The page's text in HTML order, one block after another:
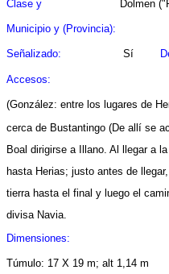
Clase y Dolmen
Municipio y (Provincia):
Señalizado: Sí
Accesos:
(González: entre los lugares de
cerca de Bustantingo (De allí se
Boal dirigirse a Illano. Al llegar a
hasta Herias; justo antes de
tierra hasta el final y luego el
divisa Navia.
Dimensiones:
Túmulo: 17 X 19 m; alt 1,14 m